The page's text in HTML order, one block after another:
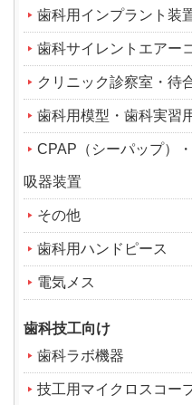
歯科用インプラント装
歯科サイレントエアー
クリニック診察室・待
歯科用模型・歯科実習
CPAP（シーパップ）
吸器装置
その他
歯科用ハンドピース
電気メス
歯科技工向け
歯科ラボ機器
技工用マイクロスコー